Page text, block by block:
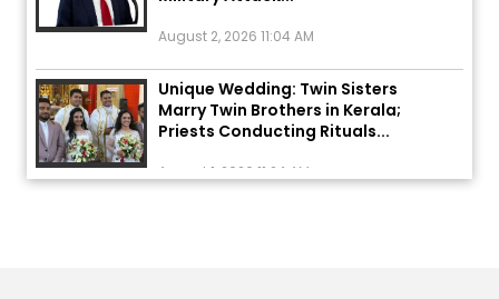
Unique Wedding: Twin Sisters
Marry Twin Brothers in Kerala;
Priests Conducting Rituals...